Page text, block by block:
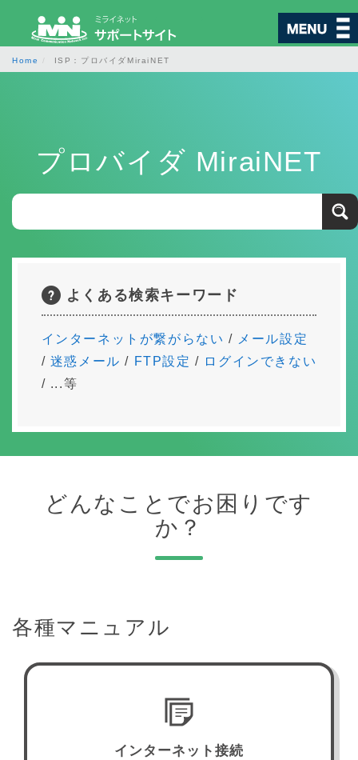
ご契約・各種変更
ご契約内容確認
ご契約内容の変更
各種ログイン
よくある質問
サイトマップ
Home ISP：プロバイダMiraiNET
プロバイダ MiraiNET
よくある検索キーワード
インターネットが繋がらない / メール設定
/ 迷惑メール / FTP設定 / ログインできない
/ ...等
どんなことでお困りです
か？
各種マニュアル
インターネット接続